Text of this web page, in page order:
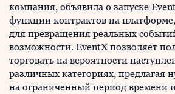
компания, объявила о запуске
функции контрактов на
для превращения реальных
возможности. EventX позволяет
торговать на вероятности
различных категориях, предлагая
на ограниченный период времени